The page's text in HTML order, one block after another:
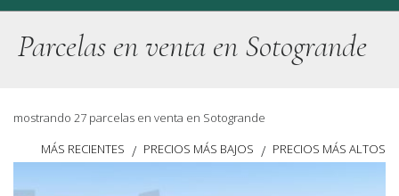
Parcelas en venta en Sotogrande
mostrando 27 parcelas en venta en Sotogrande
MÁS RECIENTES / PRECIOS MÁS BAJOS / PRECIOS MÁS ALTOS